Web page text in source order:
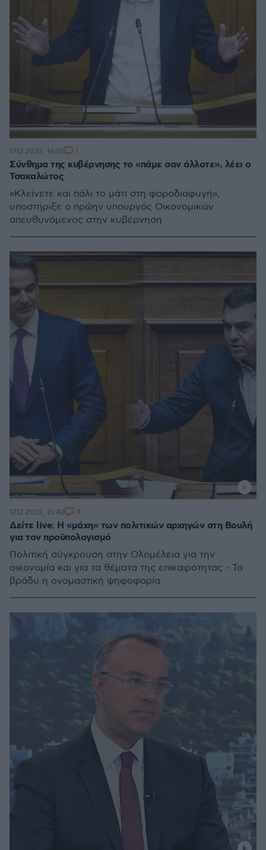
Σύνθημα της κυβέρνησης το «πάμε σαν άλλοτε», λέει ο
Τσακαλώτος
«Κλείνετε και πάλι το μάτι στη φοροδιαφυγή»,
υποστήριξε ο πρώην υπουργός Οικονομικών
απευθυνόμενος στην κυβέρνηση
17.12.2022, 16:18 1
Δείτε live: Η «μάχη» των πολιτικών αρχηγών στη Βουλή
για τον προϋπολογισμό
Πολιτική σύγκρουση στην Ολομέλεια για την
οικονομία και για τα θέματα της επικαιρότητας - Το
βράδυ η ονομαστική ψηφοφορία
17.12.2022, 15:40 4